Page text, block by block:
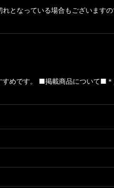
となっている場合もございます
めです。 ■掲載商品について■